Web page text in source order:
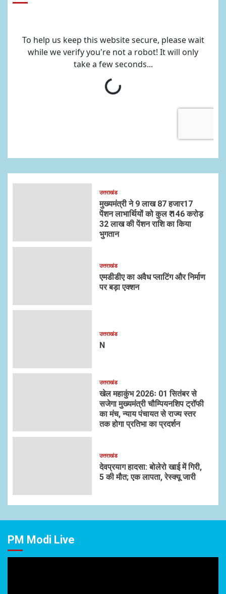
उत्तराखंड
मुख्यमंत्री ने 9 लाख 87 हजार17
पेंशन लाभार्थियों को कुल ₹ 146 करोड़
32 लाख की पेंशन राशि का किया
भुगतान
उत्तराखंड
एमडीडीए का अवैध प्लाटिंग और निर्माण
पर बड़ा एक्शन
उत्तराखंड
N
उत्तराखंड
खेल महाकुंभ 2026ः 01 सितंबर से
सजेगा मुख्यमंत्री चौम्पियनशिप ट्रॉफी
का मंच, न्याय पंचायत से राज्य स्तर
तक होगा प्रतिभा का प्रदर्शन
उत्तराखंड
देवप्रयाग हादसा: बोलेरो खाई में गिरी,
5 की मौत; एक लापता, रेस्क्यू जारी
PM Modi Live